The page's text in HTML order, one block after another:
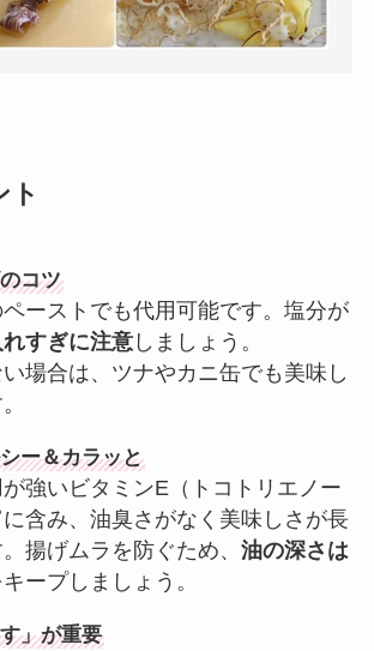
ト
コツ
ーストでも代用可能です。塩分が
すぎに注意しましょう。
場合は、ツナやカニ缶でも美味し
ー＆カラッと
強いビタミンE（トコトリエノー
含み、油臭さがなく美味しさが長
揚げムラを防ぐため、油の深さは
キープしましょう。
」が重要